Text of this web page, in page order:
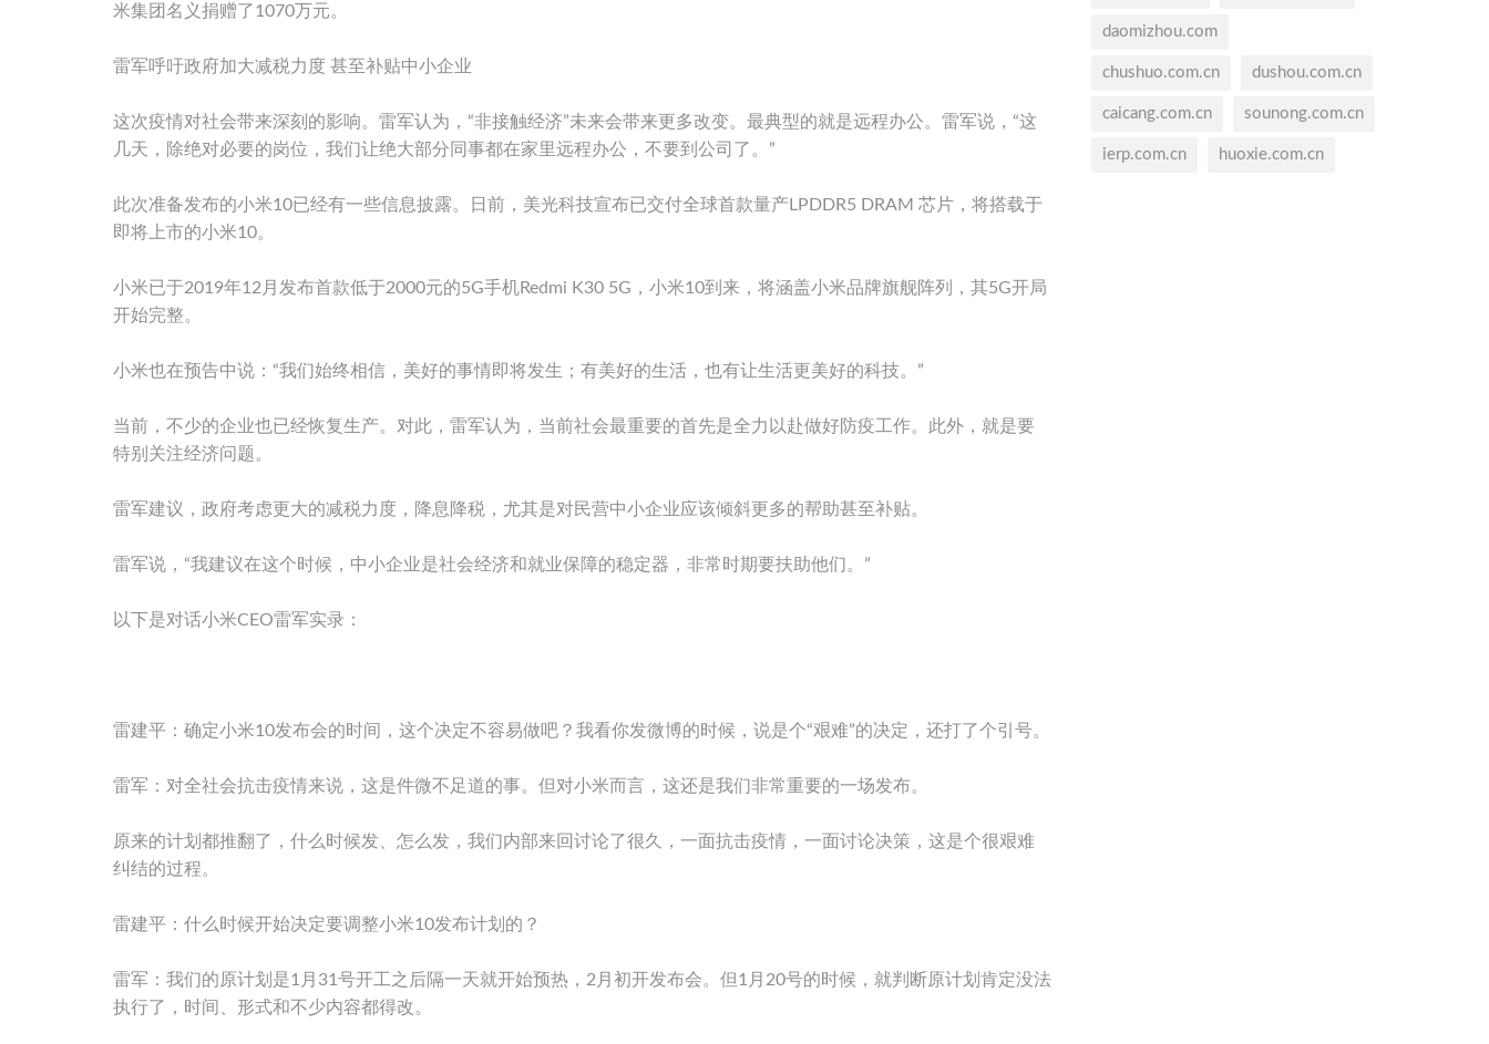
米集团名义捐赠了1070万元。
雷军呼吁政府加大减税力度 甚至补贴中小企业
这次疫情对社会带来深刻的影响。雷军认为，“非接触经济”未来会带来更多改变。最典型的就是远程办公。雷军说，“这
几天，除绝对必要的岗位，我们让绝大部分同事都在家里远程办公，不要到公司了。”
此次准备发布的小米10已经有一些信息披露。日前，美光科技宣布已交付全球首款量产LPDDR5 DRAM 芯片，将搭载于
即将上市的小米10。
小米已于2019年12月发布首款低于2000元的5G手机Redmi K30 5G，小米10到来，将涵盖小米品牌旗舰阵列，其5G开局
开始完整。
小米也在预告中说：“我们始终相信，美好的事情即将发生；有美好的生活，也有让生活更美好的科技。”
当前，不少的企业也已经恢复生产。对此，雷军认为，当前社会最重要的首先是全力以赴做好防疫工作。此外，就是要
特别关注经济问题。
雷军建议，政府考虑更大的减税力度，降息降税，尤其是对民营中小企业应该倾斜更多的帮助甚至补贴。
雷军说，“我建议在这个时候，中小企业是社会经济和就业保障的稳定器，非常时期要扶助他们。”
以下是对话小米CEO雷军实录：
雷建平：确定小米10发布会的时间，这个决定不容易做吧？我看你发微博的时候，说是个“艰难”的决定，还打了个引号。
雷军：对全社会抗击疫情来说，这是件微不足道的事。但对小米而言，这还是我们非常重要的一场发布。
原来的计划都推翻了，什么时候发、怎么发，我们内部来回讨论了很久，一面抗击疫情，一面讨论决策，这是个很艰难
纠结的过程。
雷建平：什么时候开始决定要调整小米10发布计划的？
雷军：我们的原计划是1月31号开工之后隔一天就开始预热，2月初开发布会。但1月20号的时候，就判断原计划肯定没法
执行了，时间、形式和不少内容都得改。
daomizhou.com
chushuo.com.cn dushou.com.cn
caicang.com.cn sounong.com.cn
ierp.com.cn huoxie.com.cn